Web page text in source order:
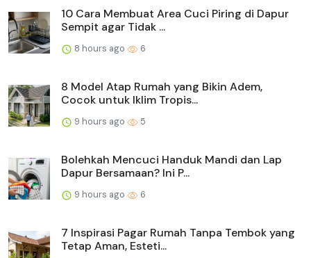
10 Cara Membuat Area Cuci Piring di Dapur
Sempit agar Tidak ...
8 hours ago 6
8 Model Atap Rumah yang Bikin Adem,
Cocok untuk Iklim Tropis...
9 hours ago 5
Bolehkah Mencuci Handuk Mandi dan Lap
Dapur Bersamaan? Ini P...
9 hours ago 6
7 Inspirasi Pagar Rumah Tanpa Tembok yang
Tetap Aman, Esteti...